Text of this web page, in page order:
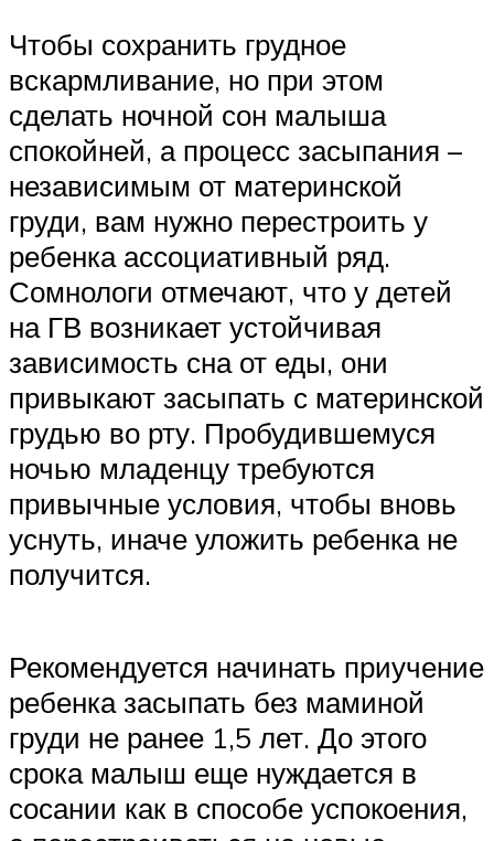
Чтобы сохранить грудное
вскармливание, но при этом
сделать ночной сон малыша
спокойней, а процесс засыпания –
независимым от материнской
груди, вам нужно перестроить у
ребенка ассоциативный ряд.
Сомнологи отмечают, что у детей
на ГВ возникает устойчивая
зависимость сна от еды, они
привыкают засыпать с материнской
грудью во рту. Пробудившемуся
ночью младенцу требуются
привычные условия, чтобы вновь
уснуть, иначе уложить ребенка не
получится.
Рекомендуется начинать приучение
ребенка засыпать без маминой
груди не ранее 1,5 лет. До этого
срока малыш еще нуждается в
сосании как в способе успокоения,